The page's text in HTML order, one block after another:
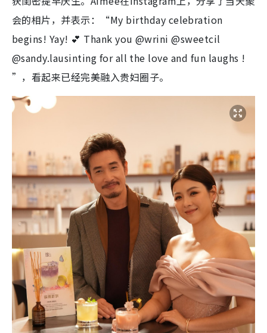
会的相片，并表示：“My birthday celebration
begins! Yay! 💕 Thank you @wrini @sweetcil
@sandy.lausinting for all the love and fun laughs !
”，看起来已经完美融入贵妇圈子。